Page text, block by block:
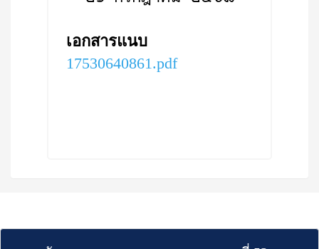
เอกสารแนบ
17530640861.pdf